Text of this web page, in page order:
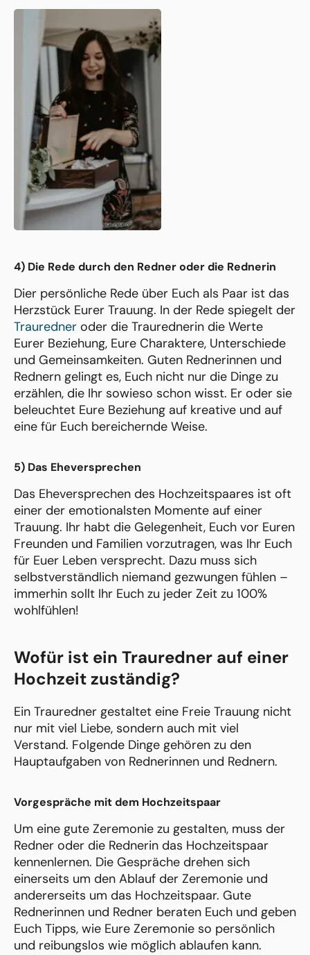
4) Die Rede durch den Redner oder die Rednerin
Dier persönliche Rede über Euch als Paar ist das
Herzstück Eurer Trauung. In der Rede spiegelt der
Trauredner oder die Traurednerin die Werte
Eurer Beziehung, Eure Charaktere, Unterschiede
und Gemeinsamkeiten. Guten Rednerinnen und
Rednern gelingt es, Euch nicht nur die Dinge zu
erzählen, die Ihr sowieso schon wisst. Er oder sie
beleuchtet Eure Beziehung auf kreative und auf
eine für Euch bereichernde Weise.
5) Das Eheversprechen
Das Eheversprechen des Hochzeitspaares ist oft
einer der emotionalsten Momente auf einer
Trauung. Ihr habt die Gelegenheit, Euch vor Euren
Freunden und Familien vorzutragen, was Ihr Euch
für Euer Leben versprecht. Dazu muss sich
selbstverständlich niemand gezwungen fühlen –
immerhin sollt Ihr Euch zu jeder Zeit zu 100%
wohlfühlen!
Wofür ist ein Trauredner auf einer
Hochzeit zuständig?
Ein Trauredner gestaltet eine Freie Trauung nicht
nur mit viel Liebe, sondern auch mit viel
Verstand. Folgende Dinge gehören zu den
Hauptaufgaben von Rednerinnen und Rednern.
Vorgespräche mit dem Hochzeitspaar
Um eine gute Zeremonie zu gestalten, muss der
Redner oder die Rednerin das Hochzeitspaar
kennenlernen. Die Gespräche drehen sich
einerseits um den Ablauf der Zeremonie und
andererseits um das Hochzeitspaar. Gute
Rednerinnen und Redner beraten Euch und geben
Euch Tipps, wie Eure Zeremonie so persönlich
und reibungslos wie möglich ablaufen kann.